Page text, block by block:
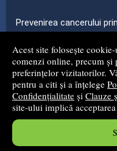
Acest site folosește
comenzi online, precum și
preferințelor vizitatorilor.
pentru a citi și a înțelege
Confidențialitate și Clauze
site-ului implică
Prevenirea cancerului
...toate știrile
© 2008 - 2026S.C.
Magazin